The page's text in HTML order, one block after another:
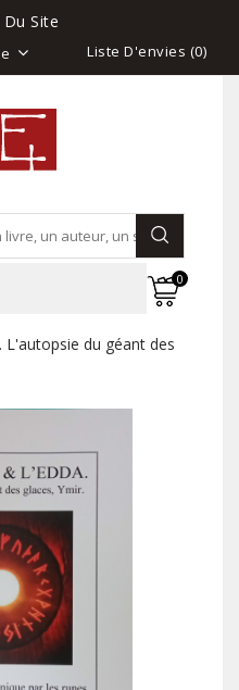
Du Site
Liste D'envies (0)
0
L'autopsie du géant des